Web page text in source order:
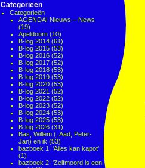
Categorieën
Categorieën
AGENDA! Nieuws – News
(19)
Apeldoorn (10)
B-log 2014 (61)
B-log 2015 (53)
B-log 2016 (52)
B-log 2017 (52)
B-log 2018 (53)
B-log 2019 (53)
B-log 2020 (53)
B-log 2021 (52)
B-log 2022 (52)
B-log 2023 (52)
B-log 2024 (53)
B-log 2025 (53)
B-log 2026 (31)
Bas, Willem (, Aad, Peter-
Jan) en ik (53)
bazboek 1: 'Alles kan kapot'
(1)
bazboek 2: 'Zelfmoord is een